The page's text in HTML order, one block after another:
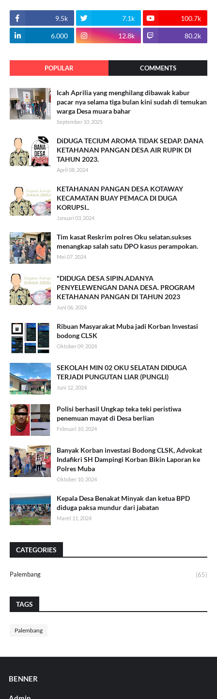
9.5k 7.1k 100.7k
6.000 12.8k 80.2k
POPULAR COMMENTS
Icah Aprilia yang menghilang dibawak kabur
pacar nya selama tiga bulan kini sudah di temukan
warga Desa muara bahar
September 10, 2025
DiDUGA TECIUM AROMA TIDAK SEDAP. DANA
KETAHANAN PANGAN DESA AIR RUPIK DI
TAHUN 2023.
April 08, 2024
KETAHANAN PANGAN DESA KOTAWAY
KECAMATAN BUAY PEMACA DI DUGA
KORUPSI..
Januari 03, 2024
Tim kasat Reskrim polres Oku selatan.sukses
menangkap salah satu DPO kasus perampokan.
Mei 07, 2024
"DIDUGA DESA SIPIN.ADANYA
PENYELEWENGAN DANA DESA. PROGRAM
KETAHANAN PANGAN DI TAHUN 2023
Juni 06, 2024
Ribuan Masyarakat Muba jadi Korban Investasi
bodong CLSK
Oktober 09, 2024
SEKOLAH MIN 02 OKU SELATAN DIDUGA
TERJADI PUNGUTAN LIAR (PUNGLI)
Juni 12, 2024
Polisi berhasil Ungkap teka teki peristiwa
penemuan mayat di Desa berlian
Februari 10, 2024
Banyak Korban investasi Bodong CLSK, Advokat
Indafikri SH Dampingi Korban Bikin Laporan ke
Polres Muba
Oktober 10, 2024
Kepala Desa Benakat Minyak dan ketua BPD
diduga paksa mundur dari jabatan
Maret 11, 2024
CATEGORIES
Palembang (65)
TAGS
Palembang
BENNER